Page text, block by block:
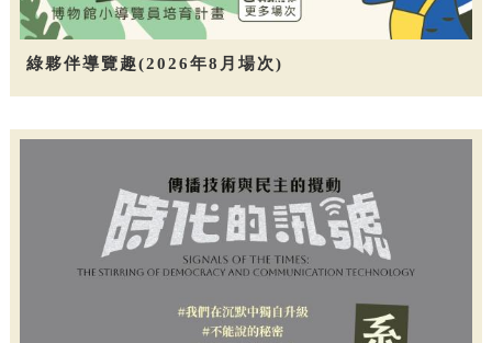
綠夥伴導覽趣(2026年8月場次)